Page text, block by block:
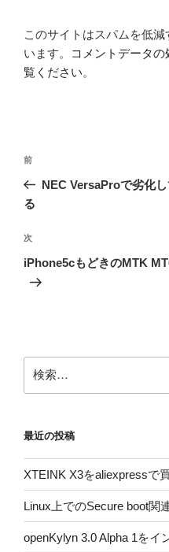
このサイトはスパムを低
います。
コメントデータ
覧ください。
投
ナ
ゲ
ー
シ
前
の
投
前
NEC VersaProで劣化
る
次
の
次
iPhone5cもどきのMTK
索:
最近の投稿
XTEINK X3をaliexpressで
Linux上でのSecure boot関
openKylyn 3.0 Alpha 1をイ